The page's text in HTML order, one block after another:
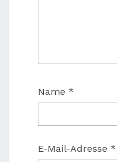
Name *
E-Mail-Adresse *